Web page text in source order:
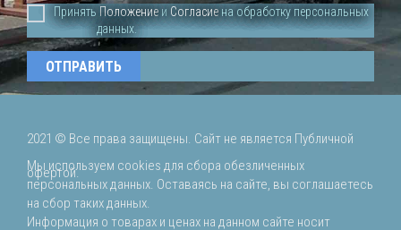
Принять Положение и Согласие на обработку персональных
данных.
2021 © Все права защищены. Сайт не является Публичной
офертой.
Мы используем cookies для сбора обезличенных
персональных данных. Оставаясь на сайте, вы соглашаетесь
на сбор таких данных.
Информация о товарах и ценах на данном сайте носит